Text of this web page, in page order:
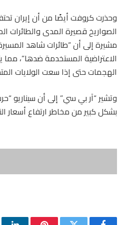
وحذرت كروفت أيضًا من أن إيران
الصواريخ قصيرة المدى والطائرات
مشيرة إلى أن “طائرات شاهد
الاعتراضية المستخدمة ضدها”، مما
الهجمات حتى إذا سعت الولايات
وتشير “آر بي سي” إلى أن سيناريو
بشكل كبير من مخاطر ارتفاع أسعار